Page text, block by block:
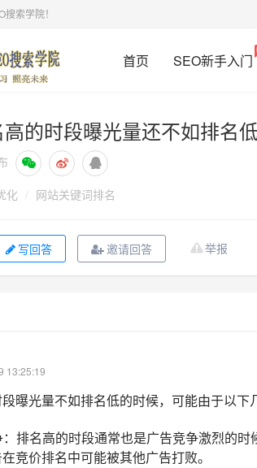
索学院！
首页 SEO新手入门
的时段曝光量还不如排名
化 / 网站关键词排名
举报
写回答 邀请回答
13:25:19
曝光量不如排名低的时候，可能由于以下
排名高的时段通常也是广告竞争激烈的
竞价排名中可能被其他广告打败。